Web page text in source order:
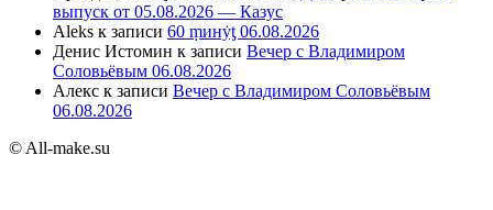
выпуск от 05.08.2026 — Казус
Aleks к записи 60 ṃинẏƫ 06.08.2026
Денис Истомин к записи Вечер с Владимиром
Соловьёвым 06.08.2026
Алекс к записи Вечер с Владимиром Соловьёвым
06.08.2026
© All-make.su